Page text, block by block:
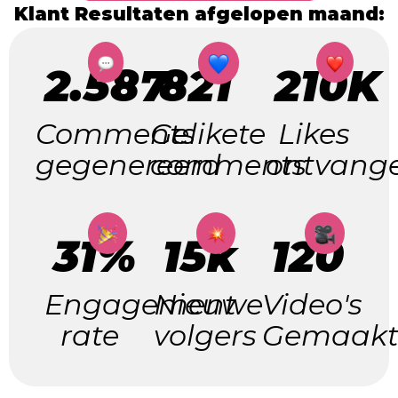
Klant Resultaten afgelopen maand:
2.587
Comments
gegenereerd
821
Gelikete
comments
210K
Likes
31%
Engagement
rate
15k
Nieuwe
volgers
120
Video's